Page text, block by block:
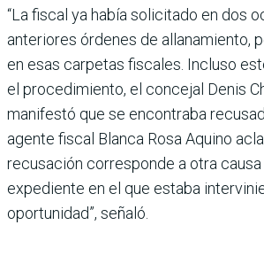
“La fiscal ya había solicitado en dos
anteriores órdenes de allanamiento,
en esas carpetas fiscales. Incluso
el procedimiento, el concejal Denis
manifestó que se encontraba
agente fiscal Blanca Rosa Aquino
recusación corresponde a otra causa
expediente en el que estaba
oportunidad”, señaló.